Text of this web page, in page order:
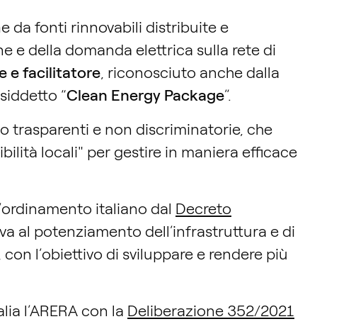
da fonti rinnovabili distribuite e
e della domanda elettrica sulla rete di
e facilitatore, riconosciuto anche dalla
“Clean Energy Package”.
trasparenti e non discriminatorie, che
locali" per gestire in maniera efficace
italiano dal Decreto
al potenziamento dell’infrastruttura e di
l’obiettivo di sviluppare e rendere più
l’ARERA con la Deliberazione 352/2021